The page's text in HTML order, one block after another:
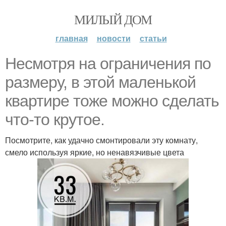
МИЛЫЙ ДОМ
главная новости статьи
Несмотря на ограничения по
размеру, в этой маленькой
квартире тоже можно сделать
что-то крутое.
Посмотрите, как удачно смонтировали эту комнату,
смело используя яркие, но ненавязчивые цвета